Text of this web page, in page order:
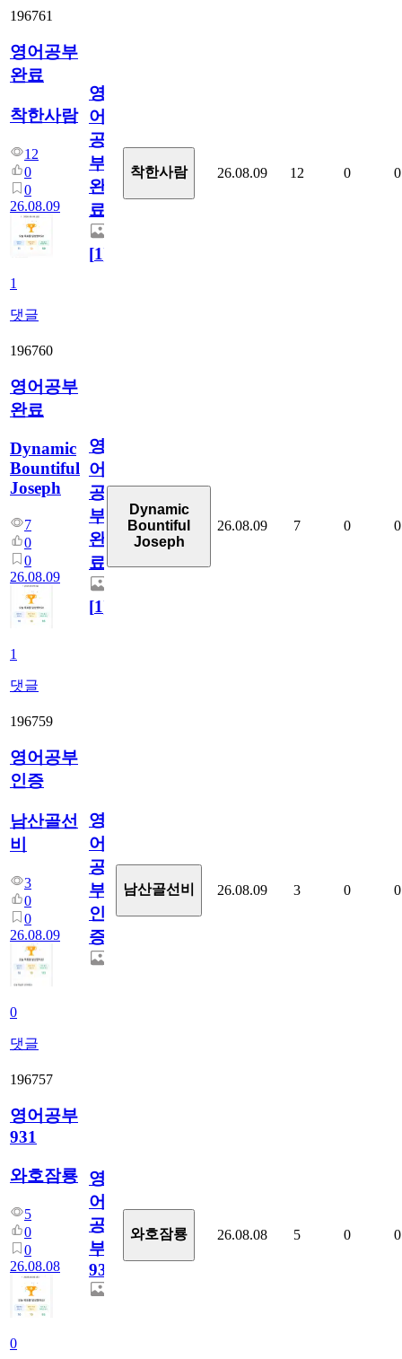
196761
영어공부
완료
착한사람
12
0
0
26.08.09
1
댓글
영
어
공
부
완
료
[1]
착한사람 26.08.09 12 0 0
196760
영어공부
완료
Dynamic
Bountiful
Joseph
7
0
0
26.08.09
1
댓글
영
어
공
부
완
료
[1]
Dynamic
Bountiful
Joseph
26.08.09 7 0 0
196759
영어공부
인증
남산골선
비
3
0
0
26.08.09
0
댓글
영
어
공
부
인
증
남산골선비 26.08.09 3 0 0
196757
영어공부
931
와호잠룡
5
0
0
26.08.08
0
영
어
공
부
931
와호잠룡 26.08.08 5 0 0